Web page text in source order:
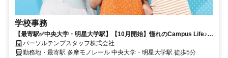
学校事務
【最寄駅✅中央大学・明星大学駅】【10月開始】憧れのCampus Life♪環
境バツグンの大学事務★
パーソルテンプスタッフ株式会社
勤務地・最寄駅 多摩モノレール 中央大学・明星大学駅 徒歩5分